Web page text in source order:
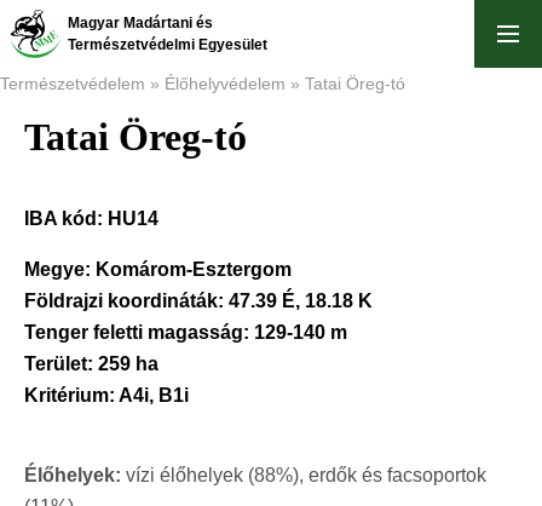
Ugrás
tartalomra
Magyar Madártani és
Természetvédelmi Egyesület
Morzsa
Természetvédelem Élőhelyvédelem Tatai Öreg-tó
Tatai Öreg-tó
IBA kód: HU14
Megye: Komárom-Esztergom
Földrajzi koordináták: 47.39 É, 18.18 K
Tenger feletti magasság: 129-140 m
Terület: 259 ha
Kritérium: A4i, B1i
Élőhelyek: vízi élőhelyek (88%), erdők és facsoportok